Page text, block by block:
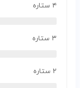
۴ ستاره
۳ ستاره
۲ ستاره